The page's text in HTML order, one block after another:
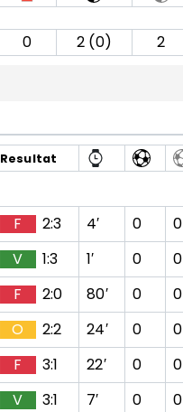
0 2 (0) 2
Resultat
F 2:3 4′ 0
0
V 1:3 1′ 0
0
F 2:0 80′ 0
0
O 2:2 24′ 0
0
F 3:1 22′ 0
0
V 3:1 7′ 0
0